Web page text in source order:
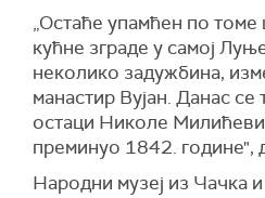
„Остаће упамћен по томе
кућне зграде у самој
неколико задужбина,
манастир Вујан. Данас
остаци Николе
преминуо 1842. године",
Народни музеј из Чачка